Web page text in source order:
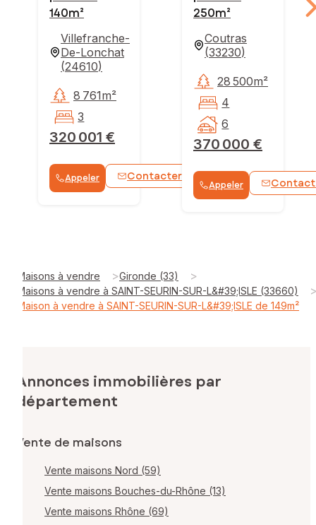
140m²
Villefranche-
De-Lonchat
(24610)
320 001 €
8 761m²
3
Appeler Contacter WhatsApp
250m²
Coutras
(33230)
370 000 €
28 500m²
4
6
Appeler
Maisons à vendre >Gironde (33) >
Maisons à vendre à SAINT-SEURIN-SUR-L&#39;ISLE (33660)
Maison à vendre à SAINT-SEURIN-SUR-L&#39;ISLE de 149m²
Annonces immobilières par
département
Vente de maisons
Vente maisons Nord (59)
Vente maisons Bouches-du-Rhône (13)
Vente maisons Rhône (69)